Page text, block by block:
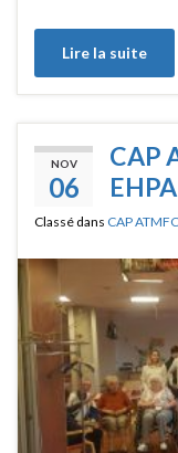
Lire la suite
NOV
06
CAP
Classé dans CAP ATMFC